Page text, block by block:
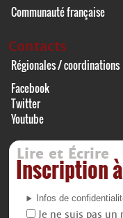
Communauté française
Contacts
Régionales / coordinations
Facebook
Twitter
Youtube
Lire et Écrire
Inscription
Infos de
Je ne suis pas un